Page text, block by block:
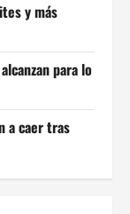
y más
para lo
a caer tras